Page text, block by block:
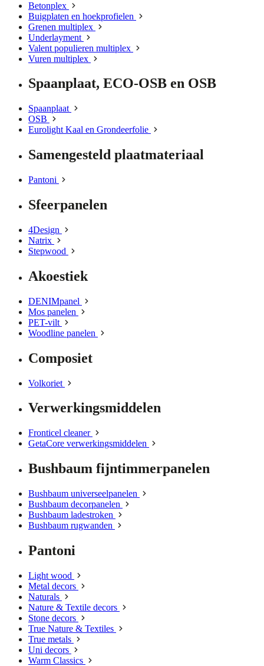
Betonplex
Buigplaten en hoekprofielen
Grenen multiplex
Underlayment
Valent populieren multiplex
Vuren multiplex
Spaanplaat, ECO-OSB en OSB
Spaanplaat
OSB
Eurolight Kaal en Grondeerfolie
Samengesteld plaatmateriaal
Pantoni
Sfeerpanelen
4Design
Natrix
Stepwood
Akoestiek
DENIMpanel
Mos panelen
PET-vilt
Woodline panelen
Composiet
Volkoriet
Verwerkingsmiddelen
Fronticel cleaner
GetaCore verwerkingsmiddelen
Bushbaum fijntimmerpanelen
Bushbaum universeelpanelen
Bushbaum decorpanelen
Bushbaum ladestroken
Bushbaum rugwanden
Pantoni
Light wood
Metal decors
Naturals
Nature & Textile decors
Stone decors
True Nature & Textiles
True metals
Uni decors
Warm Classics